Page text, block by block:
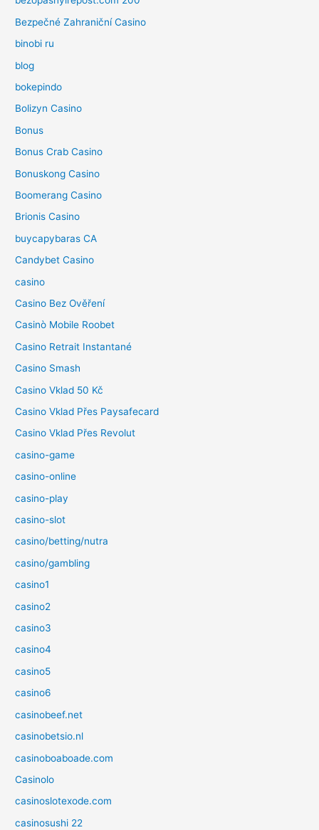
Bezpečné Zahraniční Casino
binobi ru
blog
bokepindo
Bolizyn Casino
Bonus
Bonus Crab Casino
Bonuskong Casino
Boomerang Casino
Brionis Casino
buycapybaras CA
Candybet Casino
casino
Casino Bez Ověření
Casinò Mobile Roobet
Casino Retrait Instantané
Casino Smash
Casino Vklad 50 Kč
Casino Vklad Přes Paysafecard
Casino Vklad Přes Revolut
casino-game
casino-online
casino-play
casino-slot
casino/betting/nutra
casino/gambling
casino1
casino2
casino3
casino4
casino5
casino6
casinobeef.net
casinobetsio.nl
casinoboaboade.com
Casinolo
casinoslotexode.com
casinosushi 22